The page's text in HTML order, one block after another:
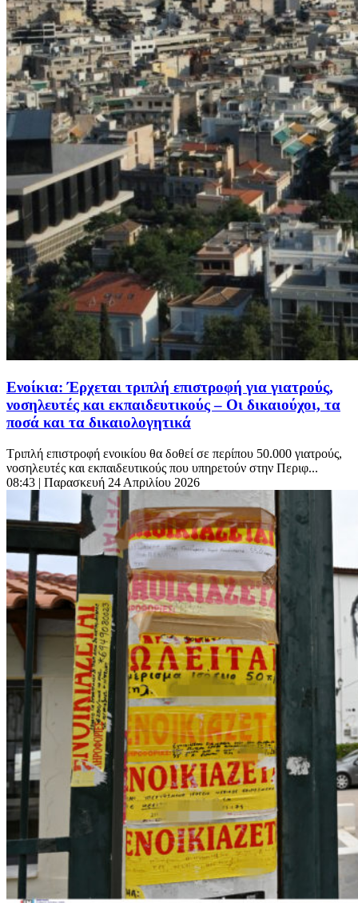
Ενοίκια: Έρχεται τριπλή επιστροφή για γιατρούς,
νοσηλευτές και εκπαιδευτικούς – Οι δικαιούχοι, τα
ποσά και τα δικαιολογητικά
Τριπλή επιστροφή ενοικίου θα δοθεί σε περίπου 50.000 γιατρούς,
νοσηλευτές και εκπαιδευτικούς που υπηρετούν στην Περιφ...
08:43 | Παρασκευή 24 Απριλίου 2026